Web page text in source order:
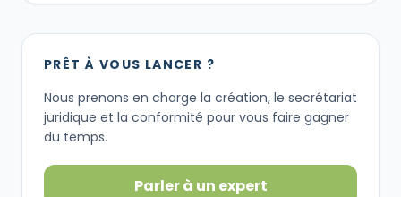
PRÊT À VOUS LANCER ?
Nous prenons en charge la création, le secrétariat
juridique et la conformité pour vous faire gagner
du temps.
Parler à un expert